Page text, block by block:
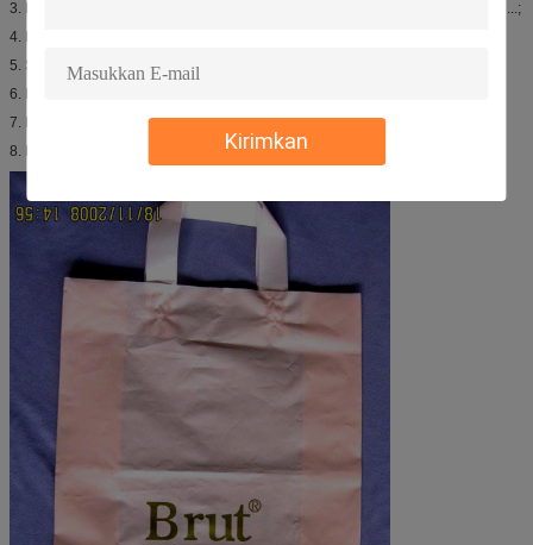
Kirimkan
3. Pelanggan menyetujui karya seni setelah memeriksa ukuran, warna, detail...;
4. Kami membuat sampel ((jika diperlukan);
5. Sampel disetujui oleh pelanggan (jika diperlukan);
6. Produksi massal;
7. Pemeriksaan internal atau pemeriksaan pihak ketiga;
8. Pengiriman;